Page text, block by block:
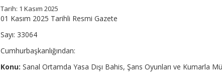
Tarih: 1 Kasım 2025
01 Kasım 2025 Tarihli Resmi Gazete
Sayı: 33064
Cumhurbaşkanlığından:
Konu: Sanal Ortamda Yasa Dışı Bahis, Şans Oyunları ve Kumarla